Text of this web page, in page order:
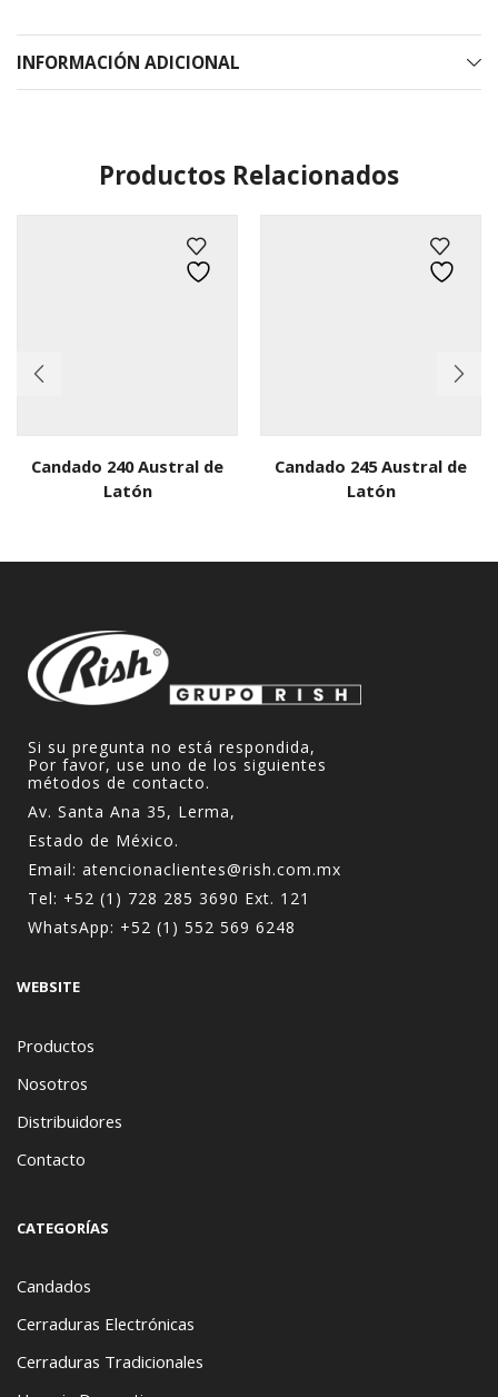
INFORMACIÓN ADICIONAL
Productos Relacionados
Candado 240 Austral de
Latón
Candado 245 Austral de
Latón
Si su pregunta no está respondida,
Por favor, use uno de los siguientes
métodos de contacto.
Av. Santa Ana 35, Lerma,
Estado de México.
Email: atencionaclientes@rish.com.mx
Tel: +52 (1) 728 285 3690 Ext. 121
WhatsApp: +52 (1) 552 569 6248
WEBSITE
Productos
Nosotros
Distribuidores
Contacto
CATEGORÍAS
Candados
Cerraduras Electrónicas
Cerraduras Tradicionales